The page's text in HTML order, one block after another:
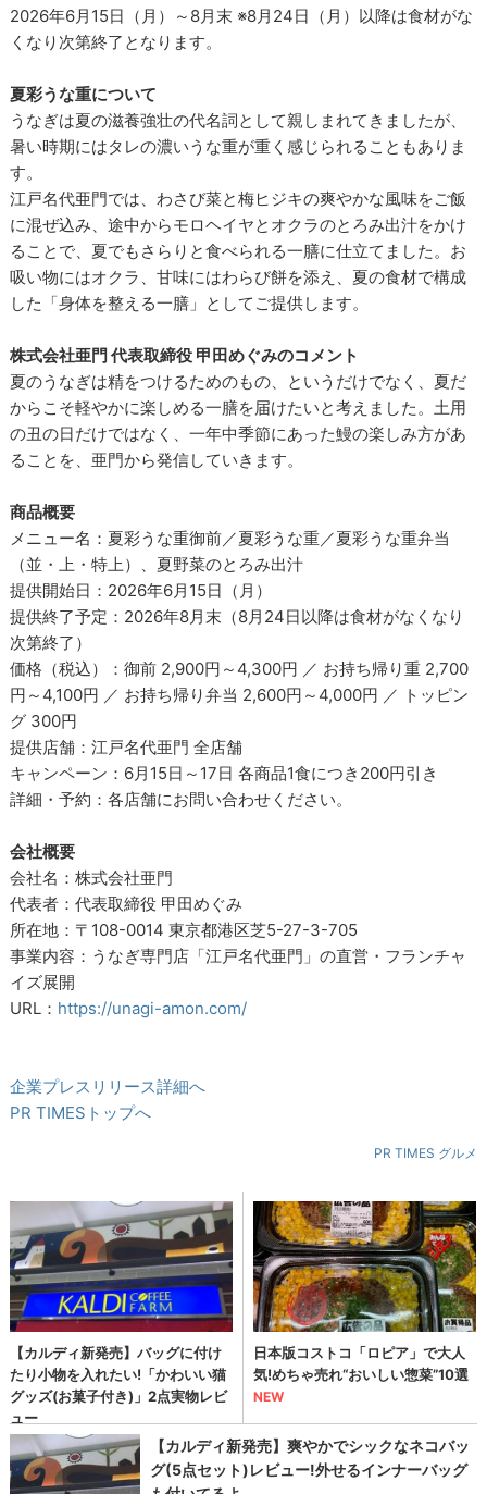
2026年6月15日（月）～8月末 ※8月24日（月）以降は食材がな
くなり次第終了となります。
夏彩うな重について
うなぎは夏の滋養強壮の代名詞として親しまれてきましたが、
暑い時期にはタレの濃いうな重が重く感じられることもありま
す。
江戸名代亜門では、わさび菜と梅ヒジキの爽やかな風味をご飯
に混ぜ込み、途中からモロヘイヤとオクラのとろみ出汁をかけ
ることで、夏でもさらりと食べられる一膳に仕立てました。お
吸い物にはオクラ、甘味にはわらび餅を添え、夏の食材で構成
した「身体を整える一膳」としてご提供します。
株式会社亜門 代表取締役 甲田めぐみのコメント
夏のうなぎは精をつけるためのもの、というだけでなく、夏だ
からこそ軽やかに楽しめる一膳を届けたいと考えました。土用
の丑の日だけではなく、一年中季節にあった鰻の楽しみ方があ
ることを、亜門から発信していきます。
商品概要
メニュー名：夏彩うな重御前／夏彩うな重／夏彩うな重弁当
（並・上・特上）、夏野菜のとろみ出汁
提供開始日：2026年6月15日（月）
提供終了予定：2026年8月末（8月24日以降は食材がなくなり
次第終了）
価格（税込）：御前 2,900円～4,300円 ／ お持ち帰り重 2,700
円～4,100円 ／ お持ち帰り弁当 2,600円～4,000円 ／ トッピン
グ 300円
提供店舗：江戸名代亜門 全店舗
キャンペーン：6月15日～17日 各商品1食につき200円引き
詳細・予約：各店舗にお問い合わせください。
会社概要
会社名：株式会社亜門
代表者：代表取締役 甲田めぐみ
所在地：〒108-0014 東京都港区芝5-27-3-705
事業内容：うなぎ専門店「江戸名代亜門」の直営・フランチャ
イズ展開
URL： https://unagi-amon.com/
企業プレスリリース詳細へ
PR TIMESトップへ
PR TIMES グルメ